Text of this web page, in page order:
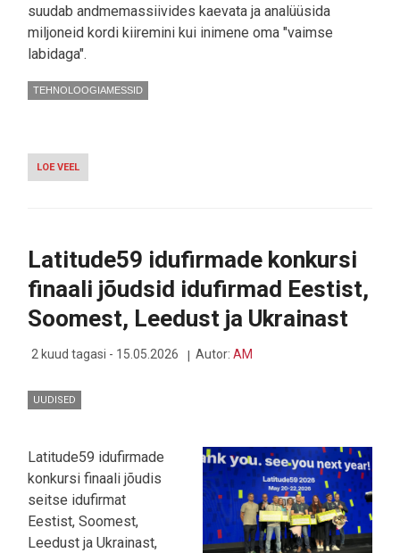
suudab andmemassiivides kaevata ja analüüsida
miljoneid kordi kiiremini kui inimene oma "vaimse
labidaga".
TEHNOLOOGIAMESSID
LOE VEEL
TALLINNAS
UUS-
TEHNOLOOGIASALADUSED
Latitude59 idufirmade konkursi
finaali jõudsid idufirmad Eestist,
Soomest, Leedust ja Ukrainast
2 kuud tagasi - 15.05.2026 Autor: AM
UUDISED
Latitude59 idufirmade
konkursi finaali jõudis
seitse idufirmat
Eestist, Soomest,
Leedust ja Ukrainast,